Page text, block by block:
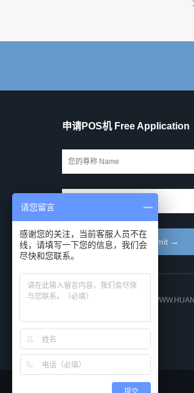
申请POS机 Free Application
COPYRIGHT © 2014-2021
请您留言
感谢您的关注，当前客服人员不在
线，请填写一下您的信息，我们会
尽快和您联系。